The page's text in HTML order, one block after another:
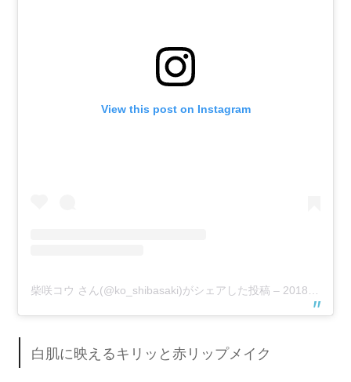
View this post on Instagram
柴咲コウ さん(@ko_shibasaki)がシェアした投稿 – 2018年 5月月7日午後8時07分PDT
白肌に映えるキリッと赤リップメイク